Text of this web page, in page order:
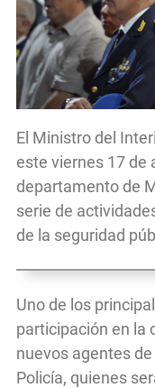
El Ministro del
este viernes 17 de
departamento de
serie de
de la seguridad
Uno de los
participación en la
nuevos agentes
Policía, quienes